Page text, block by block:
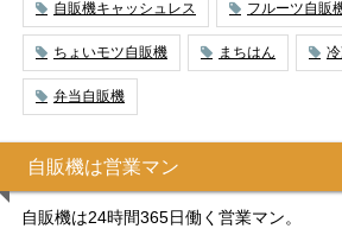
自販機キャッシュレス フルーツ自販
ちょいモツ自販機 まちはん
弁当自販機
自販機は営業マン
自販機は24時間365日働く営業マン。